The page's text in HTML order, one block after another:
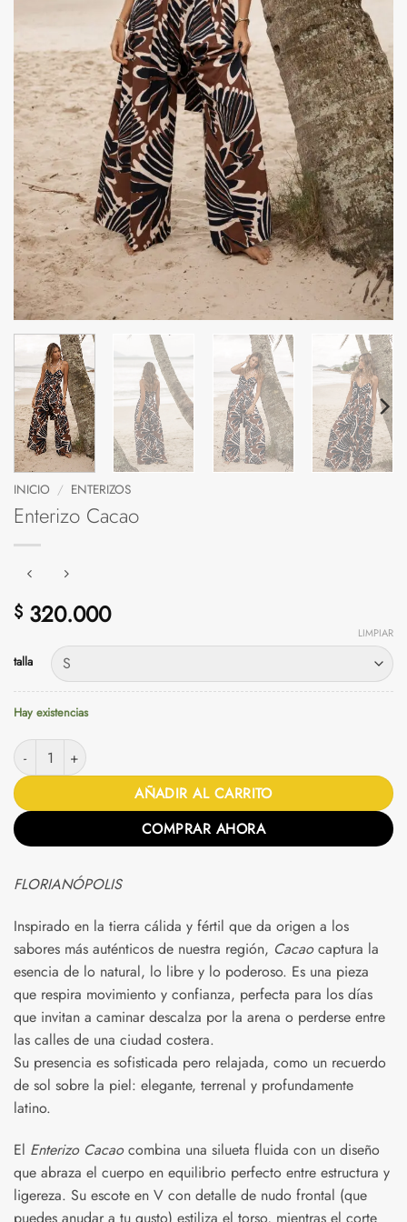
INICIO / ENTERIZOS
Enterizo Cacao
$ 320.000
talla
LIMPIAR
Hay existencias
Enterizo Cacao cantidad
AÑADIR AL CARRITO
COMPRAR AHORA
FLORIANÓPOLIS
Inspirado en la tierra cálida y fértil que da origen a los
sabores más auténticos de nuestra región, Cacaocaptura la
esencia de lo natural, lo libre y lo poderoso. Es una pieza
que respira movimiento y confianza, perfecta para los días
que invitan a caminar descalza por la arena o perderse entre
las calles de una ciudad costera.
Su presencia es sofisticada pero relajada, como un recuerdo
de sol sobre la piel: elegante, terrenal y profundamente
latino.
El Enterizo Cacaocombina una silueta fluida con un diseño
que abraza el cuerpo en equilibrio perfecto entre estructura y
ligereza. Su escote en V con detalle de nudo frontal (que
puedes anudar a tu gusto) estiliza el torso, mientras el corte